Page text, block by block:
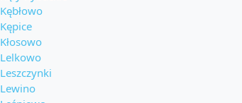
Kębłowo
Kępice
Kłosowo
Lelkowo
Leszczynki
Lewino